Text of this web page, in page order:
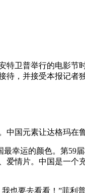
卫普举行的电影节
，并接受本报记者
国元素让达格玛在
幸运的颜色。第59
情片。中国是一
也要去看看！”菲利